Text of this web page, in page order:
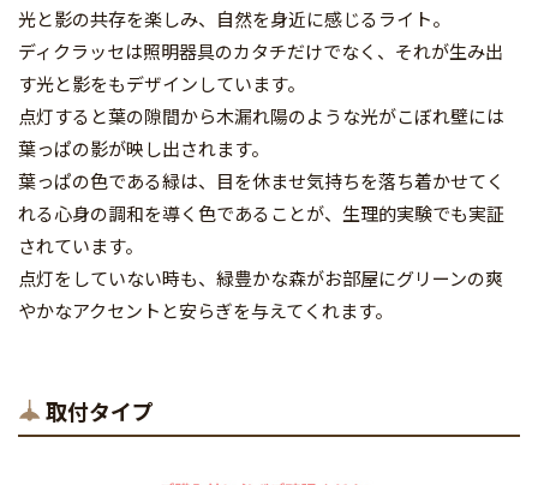
光と影の共存を楽しみ、自然を身近に感じるライト。
ディクラッセは照明器具のカタチだけでなく、それが生み出
す光と影をもデザインしています。
点灯すると葉の隙間から木漏れ陽のような光がこぼれ壁には
葉っぱの影が映し出されます。
葉っぱの色である緑は、目を休ませ気持ちを落ち着かせてく
れる心身の調和を導く色であることが、生理的実験でも実証
されています。
点灯をしていない時も、緑豊かな森がお部屋にグリーンの爽
やかなアクセントと安らぎを与えてくれます。
取付タイプ